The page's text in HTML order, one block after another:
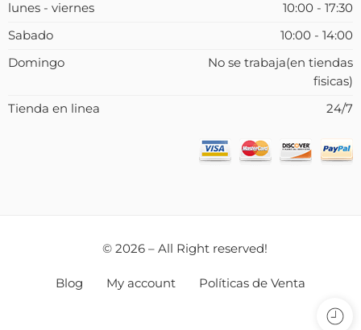
lunes - viernes
10:00 - 17:30
Sabado
10:00 - 14:00
Domingo
No se trabaja(en tiendas
fisicas)
Tienda en linea
24/7
© 2026 – All Right reserved!
Blog My account Políticas de Venta